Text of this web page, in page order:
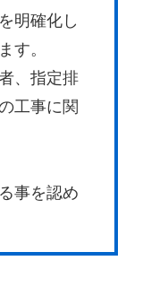
明確化し
す。
、指定排
工事に関
事を認め